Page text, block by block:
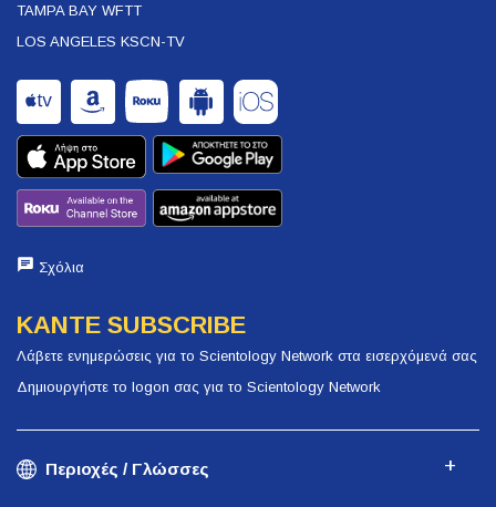
TAMPA BAY WFTT
LOS ANGELES KSCN-TV
Σχόλια
ΚΑΝΤΕ SUBSCRIBE
Λάβετε ενημερώσεις για το Scientology Network στα εισερχόμενά σας
Δημιουργήστε το logon σας για το Scientology Network
Περιοχές / Γλώσσες